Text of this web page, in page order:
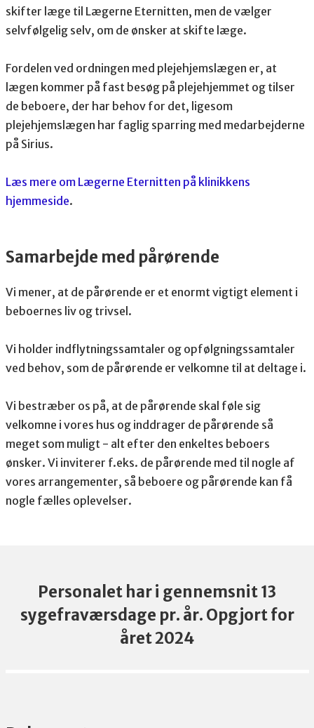
skifter læge til Lægerne Eternitten, men de vælger
selvfølgelig selv, om de ønsker at skifte læge.
Fordelen ved ordningen med plejehjemslægen er, at
lægen kommer på fast besøg på plejehjemmet og tilser
de beboere, der har behov for det, ligesom
plejehjemslægen har faglig sparring med medarbejderne
på Sirius.
Læs mere om Lægerne Eternitten på klinikkens
hjemmeside.
Samarbejde med pårørende
Vi mener, at de pårørende er et enormt vigtigt element i
beboernes liv og trivsel.
Vi holder indflytningssamtaler og opfølgningssamtaler
ved behov, som de pårørende er velkomne til at deltage i.
Vi bestræber os på, at de pårørende skal føle sig
velkomne i vores hus og inddrager de pårørende så
meget som muligt - alt efter den enkeltes beboers
ønsker. Vi inviterer f.eks. de pårørende med til nogle af
vores arrangementer, så beboere og pårørende kan få
nogle fælles oplevelser.
Personalet har i gennemsnit 13
sygefraværsdage pr. år. Opgjort for
året 2024